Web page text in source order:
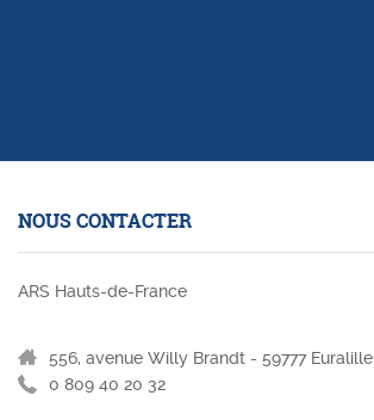
NOUS CONTACTER
ARS Hauts-de-France
556, avenue Willy Brandt - 59777 Euralille
0 809 40 20 32